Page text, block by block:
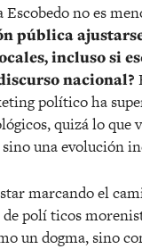
Escobedo no es
pública
incluso si
nacional?
político ha
quizá lo que
una evolución
marcando el
de políticos
un dogma, sino